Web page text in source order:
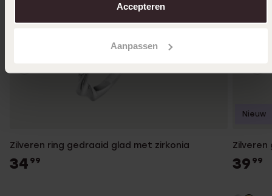
Accepteren
Aanpassen
Zilveren ring gedraaid glad met zirkonia
34 99 39 99
Nieuw